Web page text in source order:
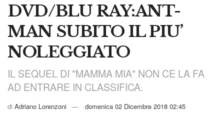
DVD/BLU RAY:ANT-
MAN SUBITO IL PIU’
NOLEGGIATO
IL SEQUEL DI "MAMMA MIA" NON CE LA FA
AD ENTRARE IN CLASSIFICA.
di Adriano Lorenzoni domenica 02 Dicembre 2018 02:45